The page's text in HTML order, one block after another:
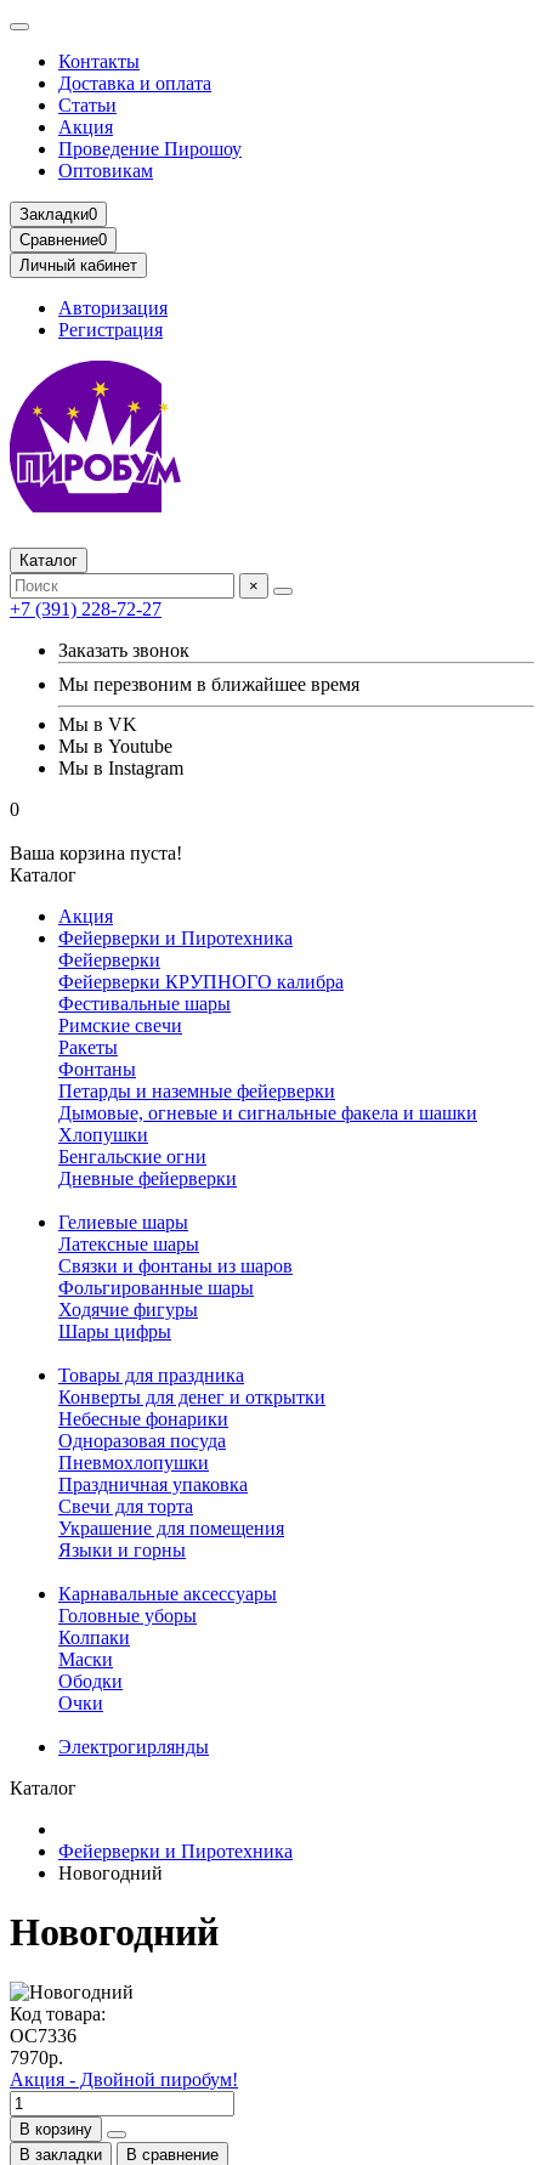
Контакты
Доставка и оплата
Статьи
Акция
Проведение Пирошоу
Оптовикам
Закладки0
Сравнение0
Личный кабинет
Авторизация
Регистрация
Каталог
×
+7 (391) 228-72-27
Заказать звонок
Мы перезвоним в ближайшее время
Мы в VK
Мы в Youtube
Мы в Instagram
0
Ваша корзина пуста!
Каталог
Акция
Фейерверки и Пиротехника
Фейерверки
Фейерверки КРУПНОГО калибра
Фестивальные шары
Римские свечи
Ракеты
Фонтаны
Петарды и наземные фейерверки
Дымовые, огневые и сигнальные факела и шашки
Хлопушки
Бенгальские огни
Дневные фейерверки
Гелиевые шары
Латексные шары
Связки и фонтаны из шаров
Фольгированные шары
Ходячие фигуры
Шары цифры
Товары для праздника
Конверты для денег и открытки
Небесные фонарики
Одноразовая посуда
Пневмохлопушки
Праздничная упаковка
Свечи для торта
Украшение для помещения
Языки и горны
Карнавальные аксессуары
Головные уборы
Колпаки
Маски
Ободки
Очки
Электрогирлянды
Каталог
Фейерверки и Пиротехника
Новогодний
Новогодний
Код товара:
ОС7336
7970р.
Акция - Двойной пиробум!
В корзину
В закладки
В сравнение